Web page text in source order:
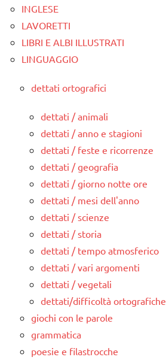
INGLESE
LAVORETTI
LIBRI E ALBI ILLUSTRATI
LINGUAGGIO
dettati ortografici
dettati / animali
dettati / anno e stagioni
dettati / feste e ricorrenze
dettati / geografia
dettati / giorno notte ore
dettati / mesi dell'anno
dettati / scienze
dettati / storia
dettati / tempo atmosferico
dettati / vari argomenti
dettati / vegetali
dettati/difficoltà ortografiche
giochi con le parole
grammatica
poesie e filastrocche